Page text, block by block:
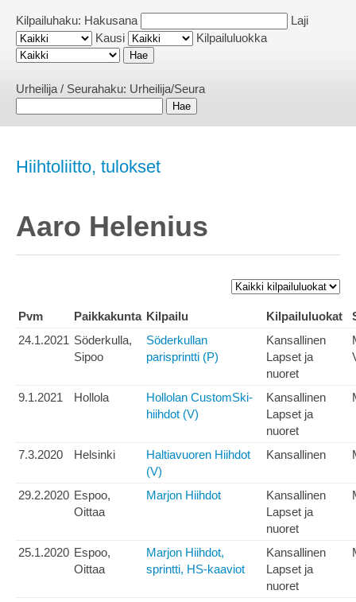
Kilpailuhaku: Hakusana
Laji
Kausi
Kilpailuluokka
Urheilija / Seurahaku: Urheilija/Seura
Hiihtoliitto, tulokset
Aaro Helenius
Pvm Paikkakunta Kilpailu Kilpailuluokat
24.1.2021 Söderkulla,
Sipoo
Söderkullan
parisprintti (P)
Kansallinen
Lapset ja
nuoret
9.1.2021 Hollola
Hollolan CustomSki-
hiihdot (V)
Kansallinen
Lapset ja
nuoret
7.3.2020 Helsinki
Haltiavuoren Hiihdot
(V)
Kansallinen
29.2.2020 Espoo,
Oittaa
Marjon Hiihdot
Kansallinen
Lapset ja
nuoret
25.1.2020 Espoo,
Oittaa
Marjon Hiihdot,
sprintti, HS-kaaviot
Kansallinen
Lapset ja
nuoret